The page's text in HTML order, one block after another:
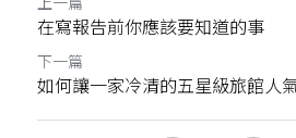
在寫報告前你應該要知道的事
下一篇
如何讓一家冷清的五星級旅館人